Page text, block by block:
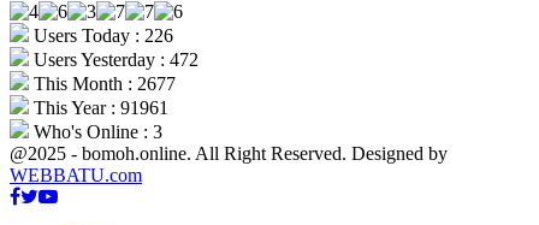
Users Today : 226
Users Yesterday : 472
This Month : 2677
This Year : 91961
Who's Online : 3
@2025 - bomoh.online. All Right Reserved. Designed by
WEBBATU.com
Facebook
Twitter
Youtube